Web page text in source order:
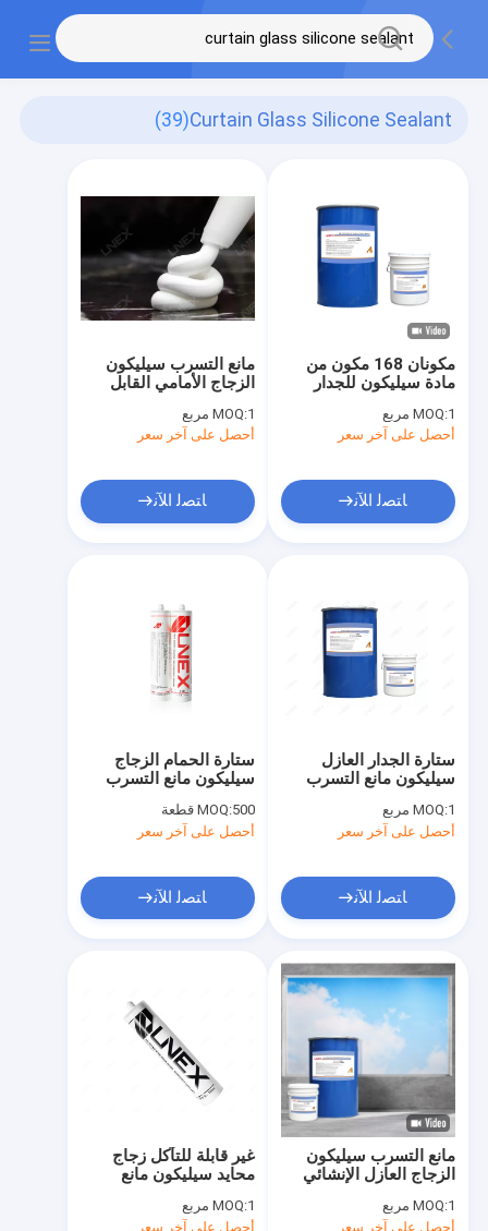
Curtain Glass Silicone Sealant
(39)
مانع التسرب سيليكون
الزجاج الأمامي القابل
الحائط الساتر الهيكلي
MOQ:1 مربع
أحصل على آخر سعر
ﺎﺘﺼﻟ ﺍﻶﻧ
مكونان 168 مكون من
مادة سيليكون للجدار
للزجاج المزدوج
MOQ:1 مربع
أحصل على آخر سعر
ﺎﺘﺼﻟ ﺍﻶﻧ
ستارة الحمام الزجاج
سيليكون مانع التسرب
مانعة لتسرب الماء
للجدران لاصق
MOQ:500 قطعة
أحصل على آخر سعر
ﺎﺘﺼﻟ ﺍﻶﻧ
ستارة الجدار العازل
سيليكون مانع التسرب
المشتركة زعيم مكونين
MOQ:1 مربع
أحصل على آخر سعر
ﺎﺘﺼﻟ ﺍﻶﻧ
غير قابلة للتآكل زجاج
محايد سيليكون مانع
للتزجيج الإنشائي مانعة
MOQ:1 مربع
أحصل على آخر سعر
مانع التسرب سيليكون
الزجاج العازل الإنشائي
MOQ:1 مربع
أحصل على آخر سعر